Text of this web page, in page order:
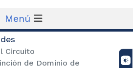
Menú
Circuito
de Dominio de